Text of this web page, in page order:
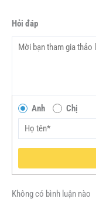
Hỏi đáp
Anh Chị
Không có bình luận nào